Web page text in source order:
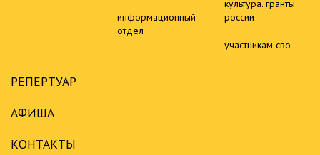
информационный
отдел
культура. гранты
россии
участникам сво
РЕПЕРТУАР
АФИША
КОНТАКТЫ